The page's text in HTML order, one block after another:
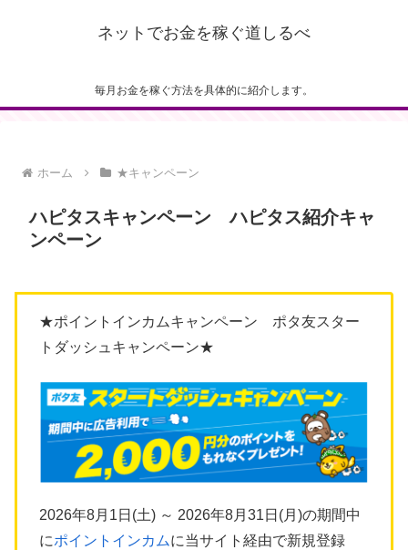
ネットでお金を稼ぐ道しるべ
毎月お金を稼ぐ方法を具体的に紹介します。
ホーム ★キャンペーン
ハピタスキャンペーン ハピタス紹介キャ
ンペーン
★ポイントインカムキャンペーン ポタ友スター
トダッシュキャンペーン★
2026年8月1日(土) ～ 2026年8月31日(月)の期間中
にポイントインカムに当サイト経由で新規登録